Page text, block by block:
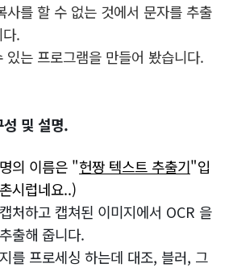
사를 할 수 없는 것에서 문자를 추출
.
있는 프로그램을 만들어 봤습니다.
및 설명.
의 이름은 "헌짱 텍스트 추출기"입
시럽네요..)
처하고 캡쳐된 이미지에서 OCR 을
출해 줍니다.
를 프로세싱 하는데 대조, 블러, 그